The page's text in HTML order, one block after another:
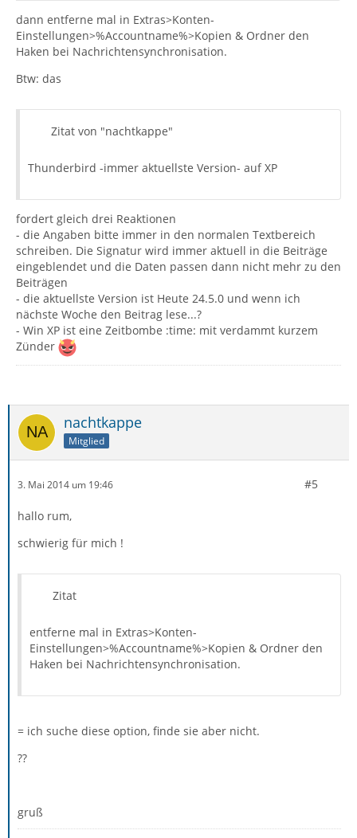
dann entferne mal in Extras>Konten-
Einstellungen>%Accountname%>Kopien & Ordner den
Haken bei Nachrichtensynchronisation.
Btw: das
Zitat von "nachtkappe"
Thunderbird -immer aktuellste Version- auf XP
fordert gleich drei Reaktionen
- die Angaben bitte immer in den normalen Textbereich
schreiben. Die Signatur wird immer aktuell in die Beiträge
eingeblendet und die Daten passen dann nicht mehr zu den
Beiträgen
- die aktuellste Version ist Heute 24.5.0 und wenn ich
nächste Woche den Beitrag lese...?
- Win XP ist eine Zeitbombe :time: mit verdammt kurzem
Zünder
nachtkappe
Mitglied
3. Mai 2014 um 19:46 #5
hallo rum,
schwierig für mich !
Zitat
entferne mal in Extras>Konten-
Einstellungen>%Accountname%>Kopien & Ordner den
Haken bei Nachrichtensynchronisation.
= ich suche diese option, finde sie aber nicht.
??
gruß